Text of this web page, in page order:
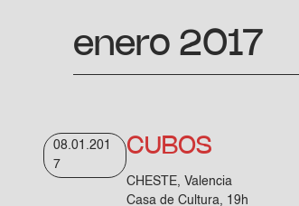
enero 2017
08.01.201
7
CUBOS
CHESTE, Valencia
Casa de Cultura, 19h